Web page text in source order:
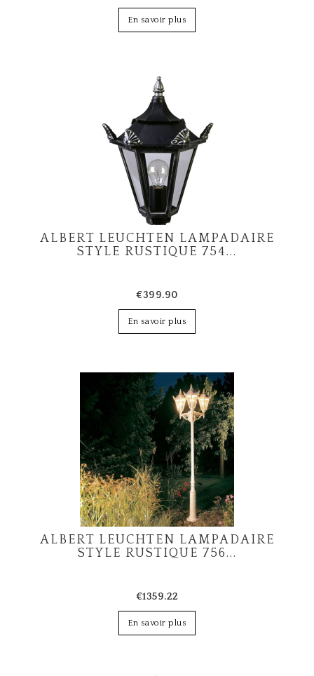
En savoir plus
ALBERT LEUCHTEN LAMPADAIRE
STYLE RUSTIQUE 754...
€399.90
En savoir plus
ALBERT LEUCHTEN LAMPADAIRE
STYLE RUSTIQUE 756...
€1359.22
En savoir plus